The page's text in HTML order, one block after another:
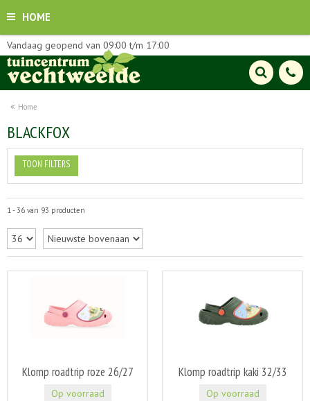
HOME
Home
Vandaag geopend van 09:00 t/m 17:00
BLACKFOX
TOON FILTERS
1 - 36 van 93 producten
Klomp roadtrip roze 26/27
Op voorraad
Klomp roadtrip kaki 32/33
Op voorraad